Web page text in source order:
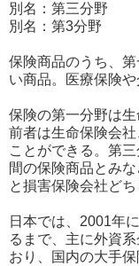
別名：第三分野
別名：第3分野
保険商品のうち、
い商品。医療保険
保険の第一分野は生
前者は生命保険会
ことができる。第
間の保険商品とみ
と損害保険会社ど
日本では、2001年
るまで、主に外資
おり、国内の大手